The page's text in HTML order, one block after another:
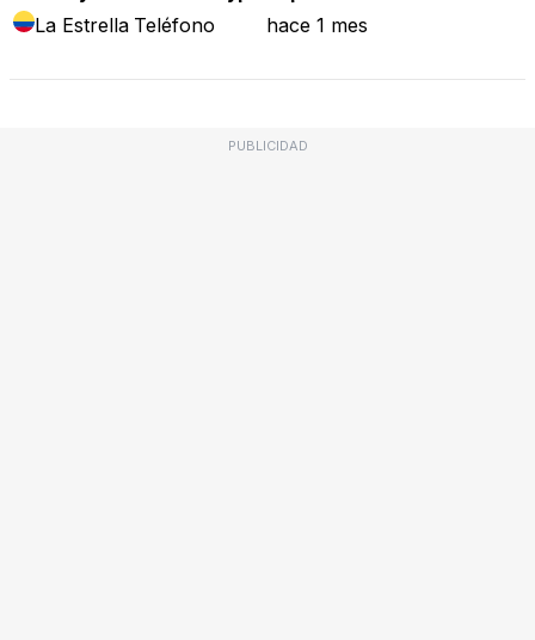
La Estrella Teléfono hace 1 mes
PUBLICIDAD